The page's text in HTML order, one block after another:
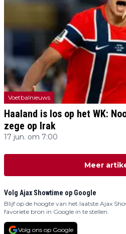
Voetbalnieuws
Haaland is los op het WK:
zege op Irak
17 jun. om 7:00
Meer
Volg Ajax Showtime op Google
Blijf op de hoogte van het laatste Ajax
favoriete bron in Google in te stellen.
Volg ons op Google